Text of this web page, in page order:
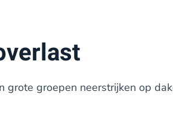
grote groepen neerstrijken op